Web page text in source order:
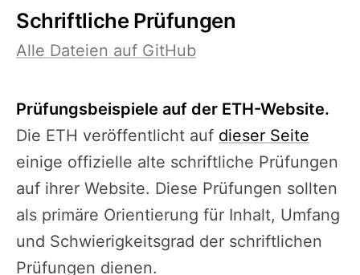
Schriftliche Prüfungen
Alle Dateien auf GitHub
Prüfungsbeispiele auf der ETH-Website.
Die ETH veröffentlicht auf dieser Seite
einige offizielle alte schriftliche Prüfungen
auf ihrer Website. Diese Prüfungen sollten
als primäre Orientierung für Inhalt, Umfang
und Schwierigkeitsgrad der schriftlichen
Prüfungen dienen.